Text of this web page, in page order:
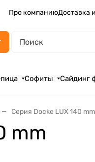
Про компаниюДоставка
Софиты Сайдинг
Серия Docke LUX 140 mm
mm